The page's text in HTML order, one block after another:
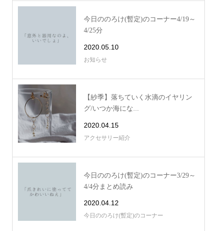
今日ののろけ(暫定)のコーナー4/19～
4/25分
2020.05.10
お知らせ
【紗季】落ちていく水滴のイヤリン
グ/いつか海にな...
2020.04.15
アクセサリー紹介
今日ののろけ(暫定)のコーナー3/29～
4/4分まとめ読み
2020.04.12
今日ののろけ(暫定)のコーナー